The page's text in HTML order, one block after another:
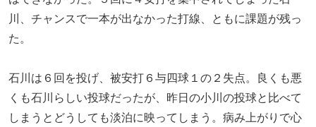
川、チャンスで一本が出なかった打線、ともに課題が残っ
た。
石川は６回を投げ、被安打６与四球１の２失点。良くも悪
くも石川らしい投球だったが、昨日の小川の投球と比べて
しまうとどうしても淡泊に映ってしまう。病み上がりで心